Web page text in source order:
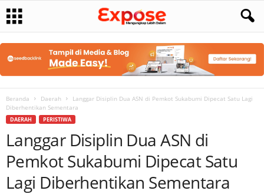
Beranda Daerah
Langgar Disiplin Dua ASN di Pemkot Sukabumi Dipecat Satu Lagi
Diberhentikan Sementara
DAERAH PERISTIWA
Langgar Disiplin Dua ASN di
Pemkot Sukabumi Dipecat Satu
Lagi Diberhentikan Sementara